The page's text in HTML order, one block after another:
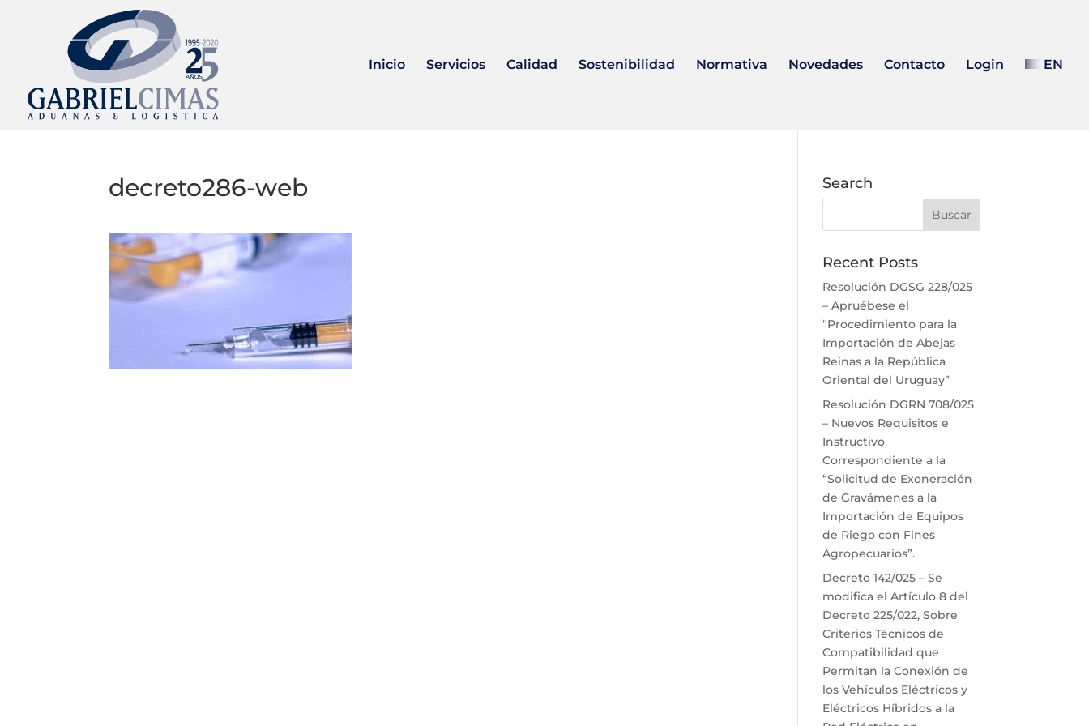
Inicio Servicios Calidad Sostenibilidad Normativa Novedades Contacto Login EN
decreto286-web Search
Recent Posts
Resolución DGSG 228/025
– Apruébese el
“Procedimiento para la
Importación de Abejas
Reinas a la República
Oriental del Uruguay”
Resolución DGRN 708/025
– Nuevos Requisitos e
Instructivo
Correspondiente a la
“Solicitud de Exoneración
de Gravámenes a la
Importación de Equipos
de Riego con Fines
Agropecuarios”.
Decreto 142/025 – Se
modifica el Artículo 8 del
Decreto 225/022, Sobre
Criterios Técnicos de
Compatibilidad que
Permitan la Conexión de
los Vehículos Eléctricos y
Eléctricos Híbridos a la